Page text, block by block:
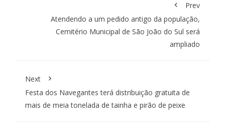
Prev
Atendendo a um pedido antigo da população,
Cemitério Municipal de São João do Sul será
ampliado
Next
Festa dos Navegantes terá distribuição gratuita de
mais de meia tonelada de tainha e pirão de peixe